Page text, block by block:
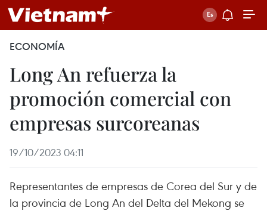
ECONOMÍA
Long An refuerza la
promoción comercial con
empresas surcoreanas
19/10/2023 04:11
Representantes de empresas de Corea del Sur y de
la provincia de Long An del Delta del Mekong se